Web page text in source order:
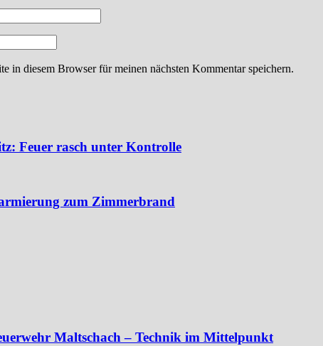
in diesem Browser für meinen nächsten Kommentar speichern.
Feuer rasch unter Kontrolle
zum Zimmerbrand
Maltschach – Technik im Mittelpunkt